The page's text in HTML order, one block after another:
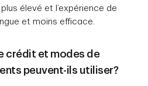
élevé et l’expérience de
et moins efficace.
crédit et modes de
peuvent-ils utiliser?